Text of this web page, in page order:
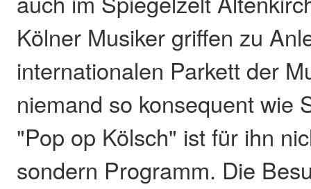
Kölner Musiker griffen zu
internationalen Parkett der
niemand so konsequent wie
"Pop op Kölsch" ist für ihn
sondern Programm. Die